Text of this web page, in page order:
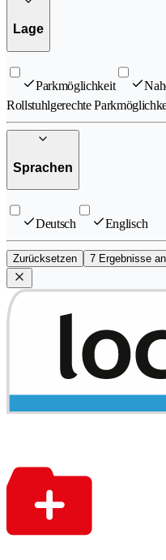
Lage
Parkmöglichkeit
Rollstuhlgerechte
Sprachen
Deutsch Englisch
Zurücksetzen 7 Ergebnisse